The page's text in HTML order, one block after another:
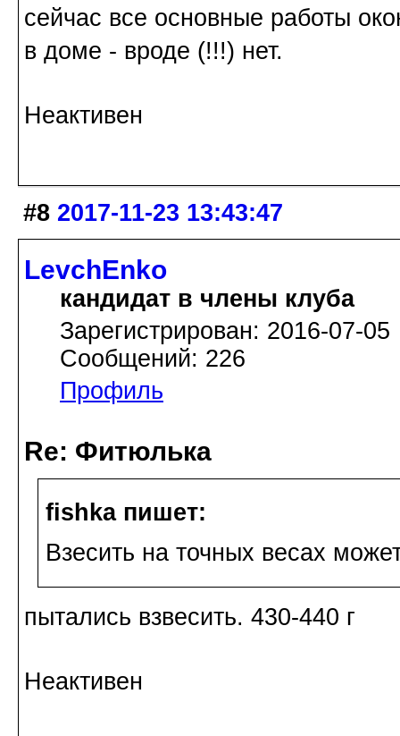
сейчас все основные работы
в доме - вроде (!!!) нет.
Неактивен
#8 2017-11-23 13:43:47
LevchEnko
кандидат в члены клуба
Зарегистрирован: 2016-07-05
Сообщений: 226
Профиль
Re: Фитюлька
fishka пишет:
Взесить на точных весах
пытались взвесить. 430-440 г
Неактивен